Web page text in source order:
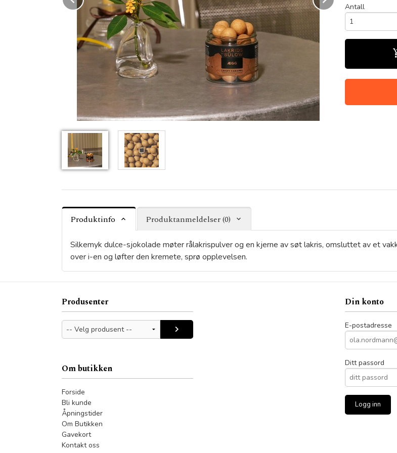
Antall
Produktinfo Produktanmeldelser (0)
Silkemyk dulce-sjokolade møter rålakrispulver og en kjerne av søt lakris, omsluttet av et
over i-en og løfter den kremete, sprø opplevelsen.
Produsenter
Om butikken
Forside
Bli kunde
Åpningstider
Om Butikken
Gavekort
Kontakt oss
Din konto
E-postadresse
Ditt passord